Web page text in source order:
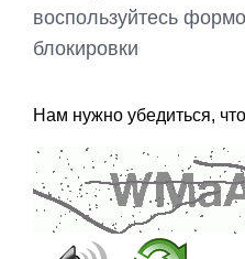
воспользуйтесь
блокировки
Нам нужно убедиться,